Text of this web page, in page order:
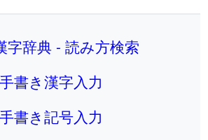
字辞典 - 読み方検索
手書き漢字入力
手書き記号入力